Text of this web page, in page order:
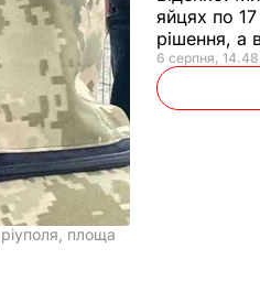
площа
яйцях по
рішення, а
6 серпня, 14.48